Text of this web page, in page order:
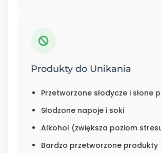
Produkty do Unikania
Przetworzone słodycze i słone
Słodzone napoje i soki
Alkohol (zwiększa poziom
Bardzo przetworzone produkty